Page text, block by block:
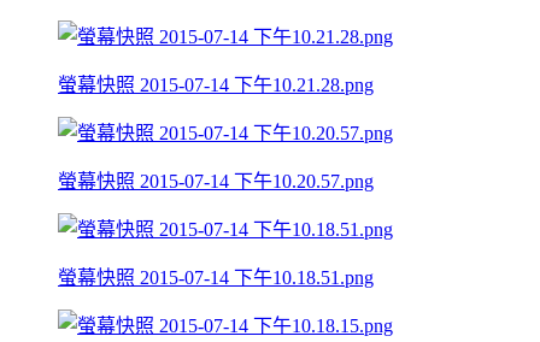
螢幕快照 2015-07-14 下午10.21.28.png
螢幕快照 2015-07-14 下午10.20.57.png
螢幕快照 2015-07-14 下午10.18.51.png